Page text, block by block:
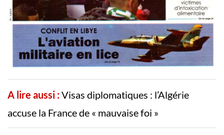
A lire aussi :Visas diplomatiques : l’Algérie
accuse la France de « mauvaise foi »